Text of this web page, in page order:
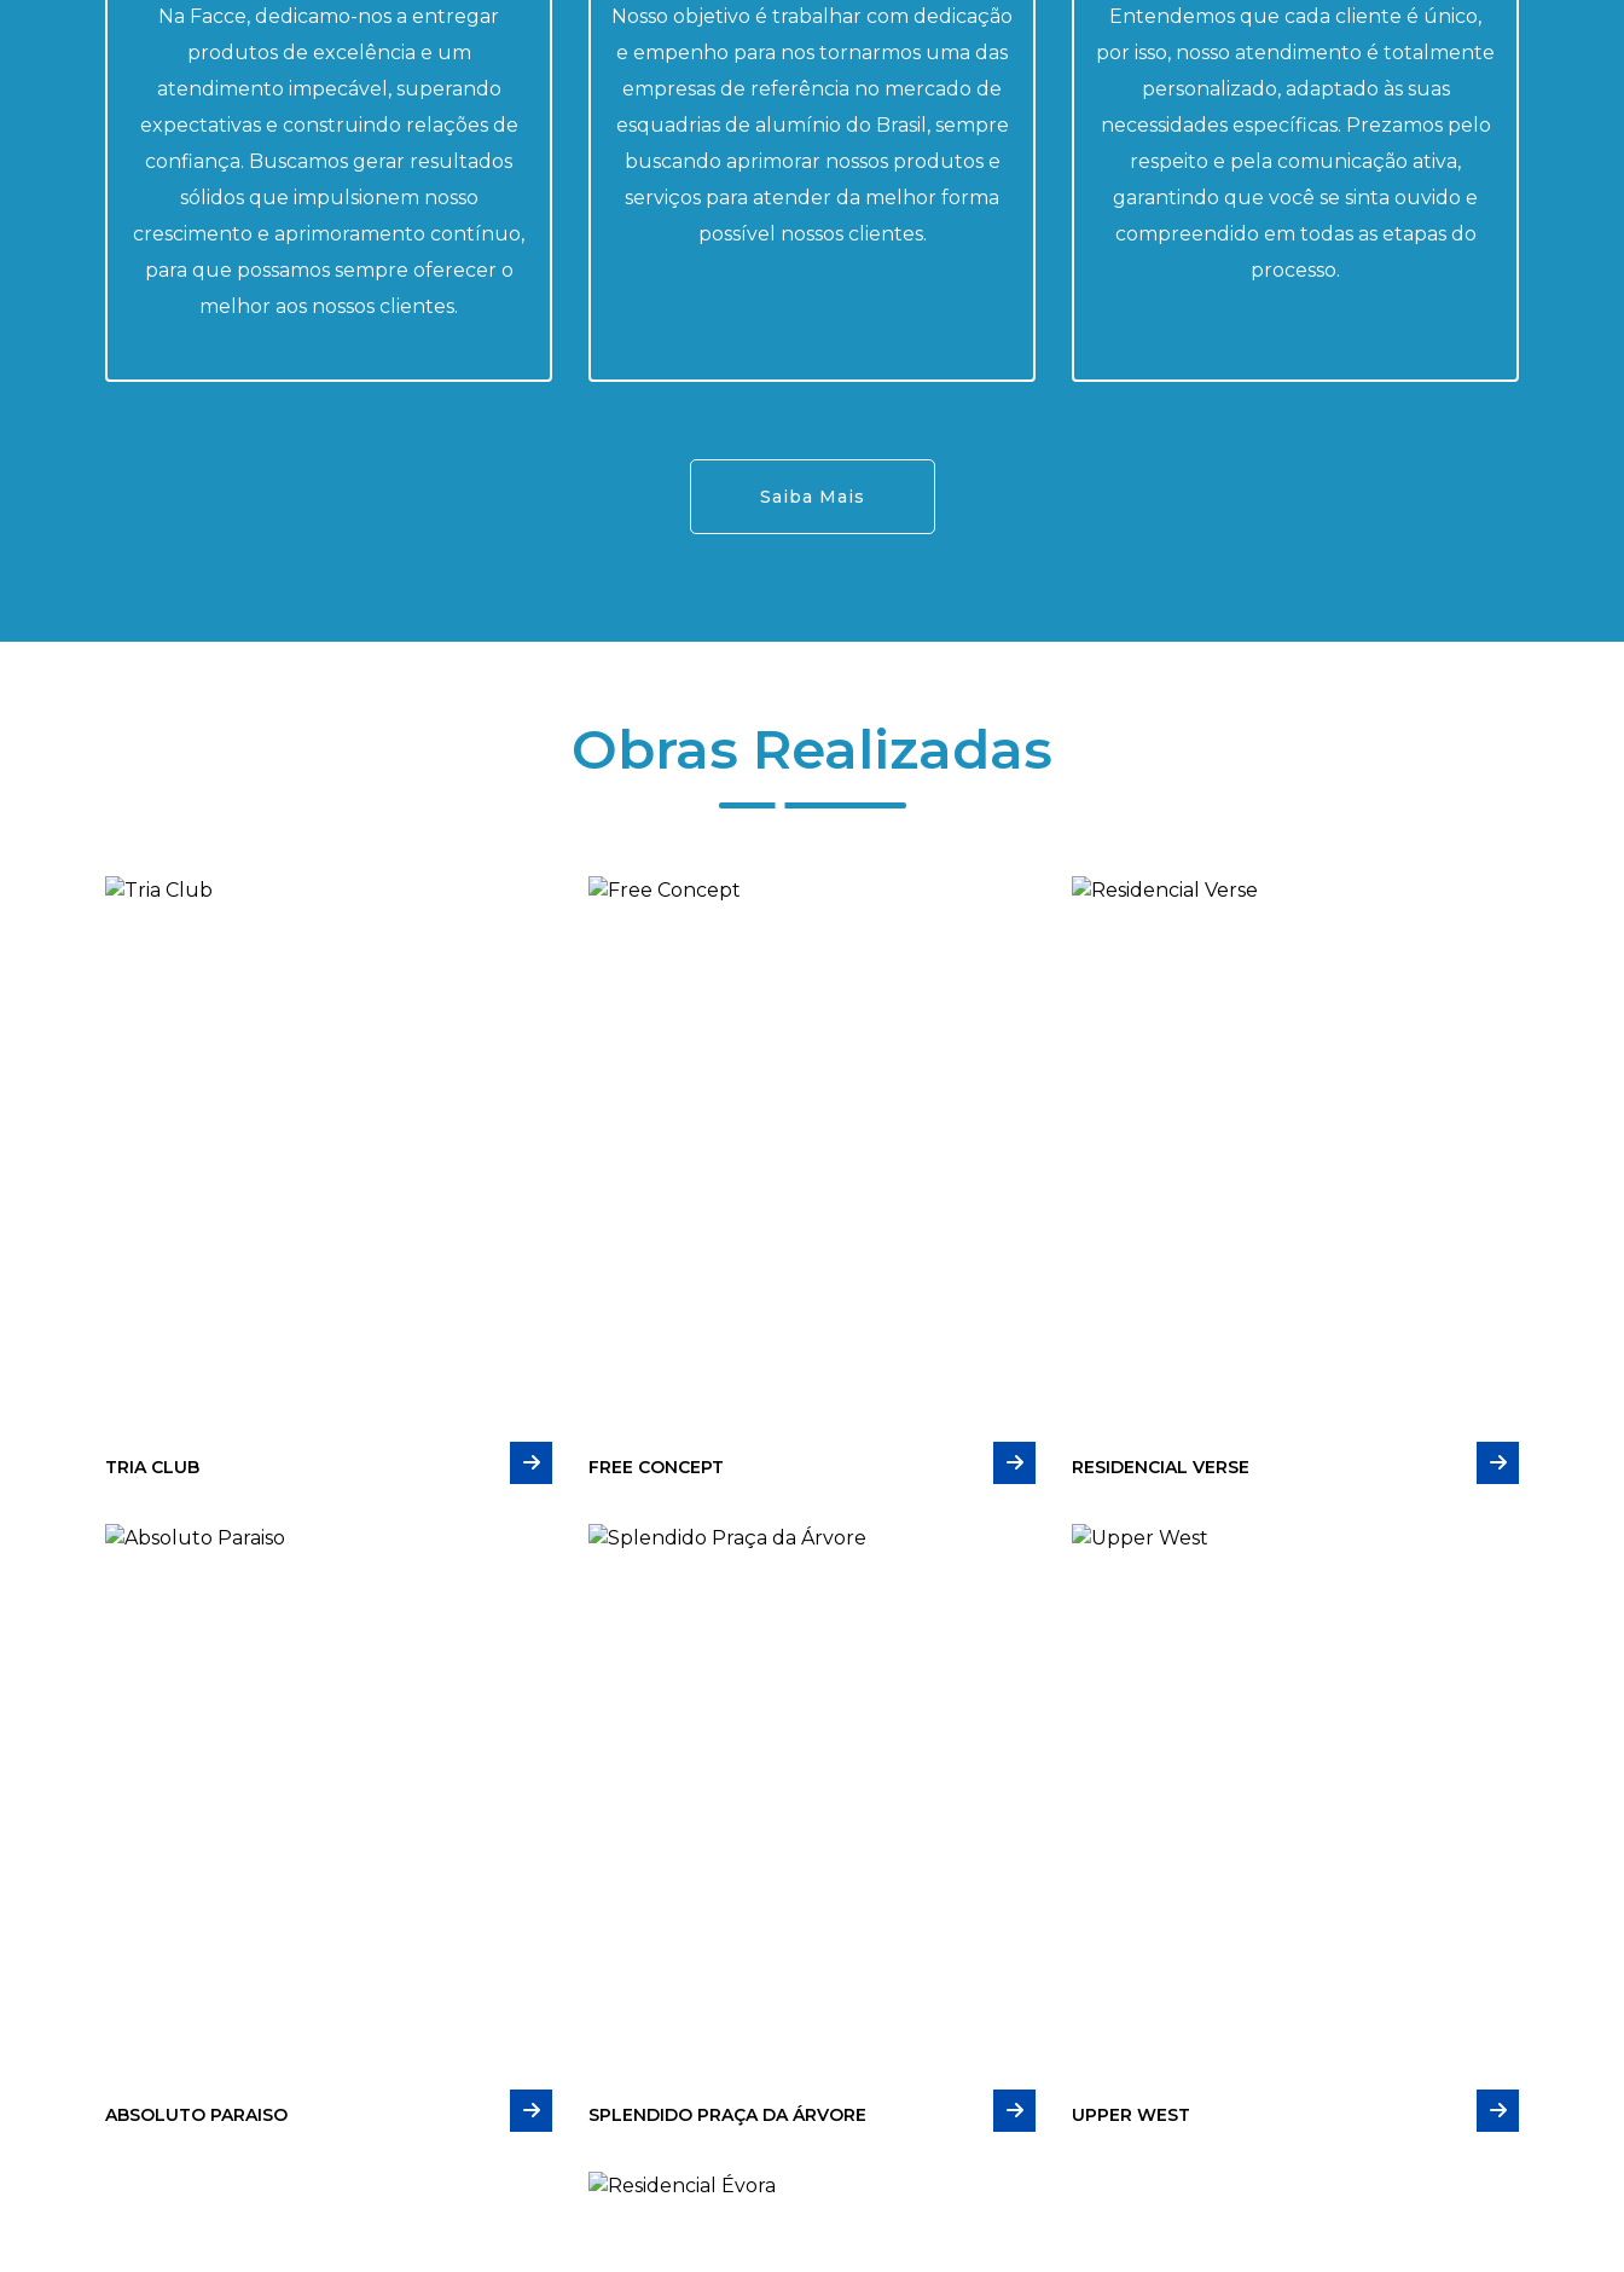
Na Facce, dedicamo-nos a entregar
produtos de excelência e um
atendimento impecável, superando
expectativas e construindo relações de
confiança. Buscamos gerar resultados
sólidos que impulsionem nosso
crescimento e aprimoramento contínuo,
para que possamos sempre oferecer o
melhor aos nossos clientes.
Nosso objetivo é trabalhar com dedicação
e empenho para nos tornarmos uma das
empresas de referência no mercado de
esquadrias de alumínio do Brasil, sempre
buscando aprimorar nossos produtos e
serviços para atender da melhor forma
possível nossos clientes.
Entendemos que cada cliente é único,
por isso, nosso atendimento é totalmente
personalizado, adaptado às suas
necessidades específicas. Prezamos pelo
respeito e pela comunicação ativa,
garantindo que você se sinta ouvido e
compreendido em todas as etapas do
processo.
Saiba Mais
Obras Realizadas
TRIA CLUB FREE CONCEPT RESIDENCIAL VERSE
ABSOLUTO PARAISO SPLENDIDO PRAÇA DA ÁRVORE UPPER WEST